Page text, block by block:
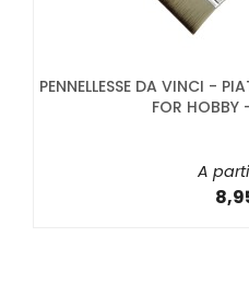
PENNELLESSE DA VINCI -
FOR HOBBY
A